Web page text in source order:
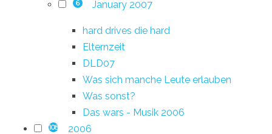
6 January 2007
hard drives die hard
Elternzeit
DLD07
Was sich manche Leute erlauben
Was sonst?
Das wars - Musik 2006
108 2006